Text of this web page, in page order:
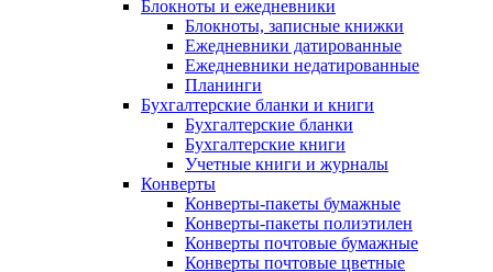
Блокноты и ежедневники
Блокноты, записные книжки
Ежедневники датированные
Ежедневники недатированные
Планинги
Бухгалтерские бланки и книги
Бухгалтерские бланки
Бухгалтерские книги
Учетные книги и журналы
Конверты
Конверты-пакеты бумажные
Конверты-пакеты полиэтилен
Конверты почтовые бумажные
Конверты почтовые цветные